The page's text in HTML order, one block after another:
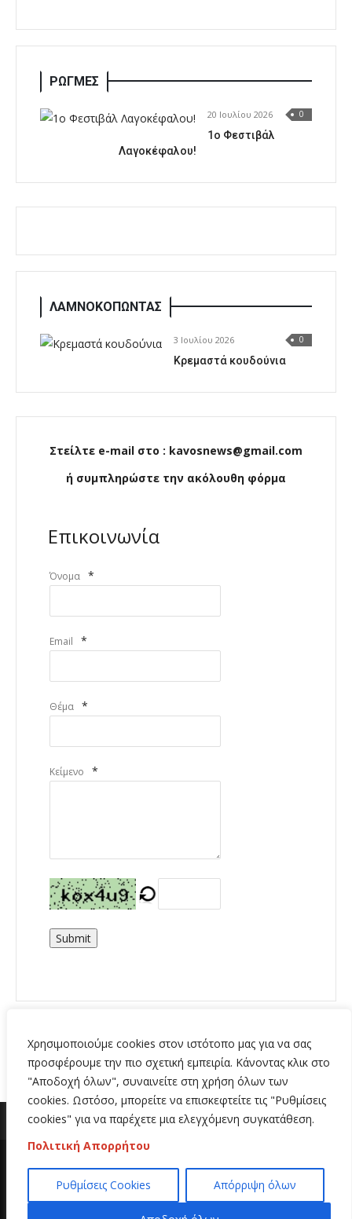
Χρησιμοποιούμε cookies στον ιστότοπο μας για να σας
προσφέρουμε την πιο σχετική εμπειρία. Κάνοντας κλικ στο
"Αποδοχή όλων", συναινείτε στη χρήση όλων των
cookies. Ωστόσο, μπορείτε να επισκεφτείτε τις "Ρυθμίσεις
cookies" για να παρέχετε μια ελεγχόμενη συγκατάθεση.
Πολιτική Απορρήτου
Ρυθμίσεις Cookies Απόρριψη όλων
ΡΩΓΜΕΣ
20 Ιουλίου 2026 0
1o Φεστιβάλ
Λαγοκέφαλου!
ΛΑΜΝΟΚΟΠΩΝΤΑΣ
3 Ιουλίου 2026 0
Κρεμαστά κουδούνια
Στείλτε e-mail στο : kavosnews@gmail.com
ή συμπληρώστε την ακόλουθη φόρμα
Επικοινωνία
Όνομα *
Email *
Θέμα *
Κείμενο *
Submit
Copyright 2020 | All Rights Reserved | Κατασκευή
ιστοσελίδων
Hi Web